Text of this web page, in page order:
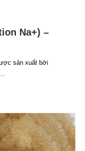
Na+) –
sản xuất bởi